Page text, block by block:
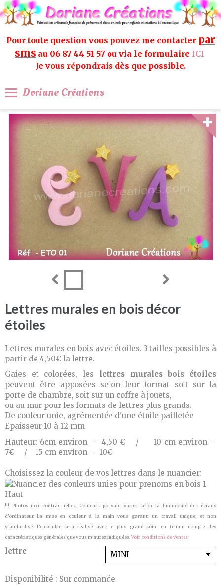
Pour toute question vous pouvez me contacter par
sms au 06 87 44 51 57 ou via le formulaire ICI
Je vous répondrais dès que possible.
Doriane Créations
Lettres murales en bois décor
étoiles
Lettres murales en bois avec étoiles. 3 tailles possibles à
partir de 4,50€ la lettre.
Gaies et colorées, les lettres murales bois étoiles
peuvent être apposées selon leur format soit sur la
porte de chambre, soit sur un coffre à jouets,
ou au mur pour les formats de lettres plus grands.
De couleur unie, agrémentée d'une étoile pailletée
Epaisseur 10 à 12 mm
Hauteur: 6cm environ - 4,50 € / 10 cm environ -
7€ / 15 cm environ - 10€
Choisissez la couleur de vos lettres dans le nuancier:
Haut
!!! Photos non contractuelles, Couleurs pouvant varier selon la luminosité des écrans
d'ordinateur. La mise en couleur à la main vous garanti un travail unique, et non
standardisé. L'ensemble sera réalisé avec le plus grand soin, en tenant compte des
caractéristiques générales que vous m'aurez indiquées. Voir conditions de ventes
lettre
Disponibilité : Sur commande